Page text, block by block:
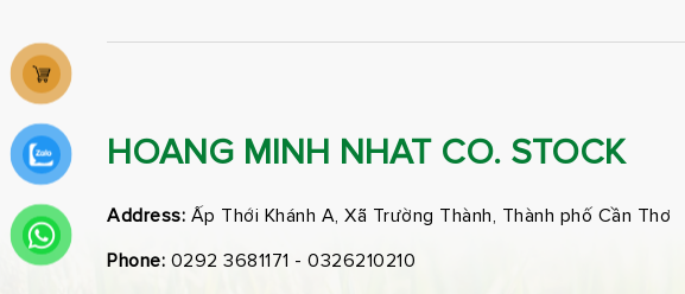
HOANG MINH NHAT CO. STOCK
Address: Ấp Thới Khánh A, Xã Trường Thành, Thành phố Cần Thơ
Phone: 0292 3681171 - 0326210210